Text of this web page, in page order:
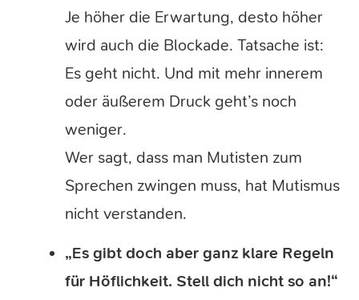
Je höher die Erwartung, desto höher
wird auch die Blockade. Tatsache ist:
Es geht nicht. Und mit mehr innerem
oder äußerem Druck geht’s noch
weniger.
Wer sagt, dass man Mutisten zum
Sprechen zwingen muss, hat Mutismus
nicht verstanden.
„Es gibt doch aber ganz klare Regeln
für Höflichkeit. Stell dich nicht so an!“